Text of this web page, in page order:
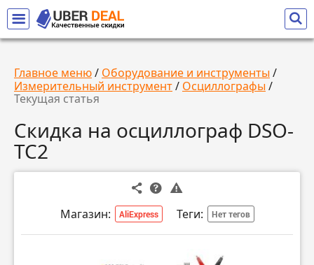
Главное меню/ Оборудование и инструменты /
Измерительный инструмент/ Осциллографы /
Текущая статья
Скидка на осциллограф DSO-
TC2
Магазин: AliExpress Теги: Нет тегов